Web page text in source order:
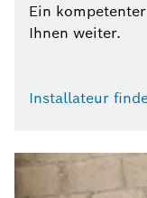
Ein
Ihnen weiter.
Installateur